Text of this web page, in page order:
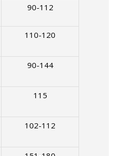
90-112
110-120
90-144
115
102-112